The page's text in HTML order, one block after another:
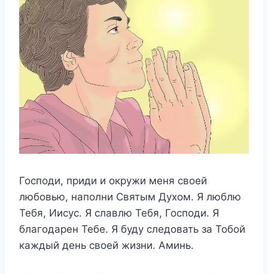
Господи, приди и окружи меня своей
любовью, наполни Святым Духом. Я люблю
Тебя, Иисус. Я славлю Тебя, Господи. Я
благодарен Тебе. Я буду следовать за Тобой
каждый день своей жизни. Аминь.